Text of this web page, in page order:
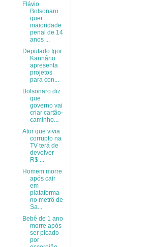
Flávio
Bolsonaro
quer
maioridade
penal de 14
anos ...
Deputado Igor
Kannário
apresenta
projetos
para con...
Bolsonaro diz
que
governo vai
criar cartão-
caminho...
Ator que vivia
corrupto na
TV terá de
devolver
R$ ...
Homem morre
após cair
em
plataforma
no metrô de
Sa...
Bebê de 1 ano
morre após
ser picado
por